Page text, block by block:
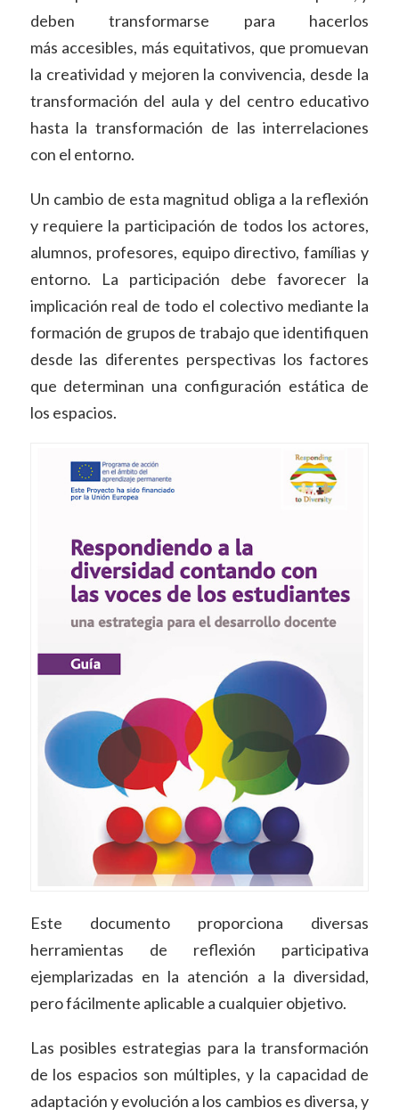
deben transformarse para hacerlos
más accesibles, más equitativos, que promuevan
la creatividad y mejoren la convivencia, desde la
transformación del aula y del centro educativo
hasta la transformación de las interrelaciones
con el entorno.
Un cambio de esta magnitud obliga a la reflexión
y requiere la participación de todos los actores,
alumnos, profesores, equipo directivo, famílias y
entorno. La participación debe favorecer la
implicación real de todo el colectivo mediante la
formación de grupos de trabajo que identifiquen
desde las diferentes perspectivas los factores
que determinan una configuración estática de
los espacios.
Este documento proporciona diversas
herramientas de reflexión participativa
ejemplarizadas en la atención a la diversidad,
pero fácilmente aplicable a cualquier objetivo.
Las posibles estrategias para la transformación
de los espacios son múltiples, y la capacidad de
adaptación y evolución a los cambios es diversa, y